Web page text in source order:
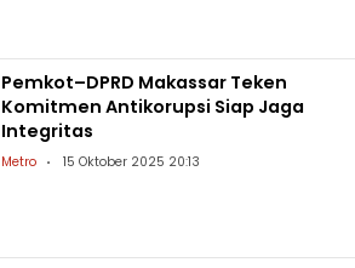
Pemkot–DPRD Makassar Teken
Komitmen Antikorupsi Siap Jaga
Integritas
Metro 15 Oktober 2025 20:13